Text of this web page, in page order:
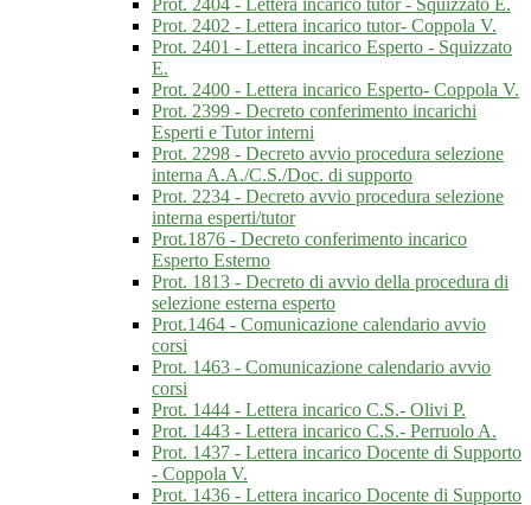
Prot. 2404 - Lettera incarico tutor - Squizzato E.
Prot. 2402 - Lettera incarico tutor- Coppola V.
Prot. 2401 - Lettera incarico Esperto - Squizzato
E.
Prot. 2400 - Lettera incarico Esperto- Coppola V.
Prot. 2399 - Decreto conferimento incarichi
Esperti e Tutor interni
Prot. 2298 - Decreto avvio procedura selezione
interna A.A./C.S./Doc. di supporto
Prot. 2234 - Decreto avvio procedura selezione
interna esperti/tutor
Prot.1876 - Decreto conferimento incarico
Esperto Esterno
Prot. 1813 - Decreto di avvio della procedura di
selezione esterna esperto
Prot.1464 - Comunicazione calendario avvio
corsi
Prot. 1463 - Comunicazione calendario avvio
corsi
Prot. 1444 - Lettera incarico C.S.- Olivi P.
Prot. 1443 - Lettera incarico C.S.- Perruolo A.
Prot. 1437 - Lettera incarico Docente di Supporto
- Coppola V.
Prot. 1436 - Lettera incarico Docente di Supporto